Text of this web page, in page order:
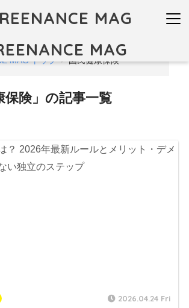
MAG
MAG トップ 国民健康保険
保険」の記事一覧
2026.04.24 Fri